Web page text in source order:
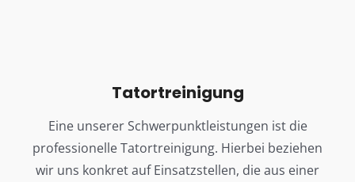
Tatortreinigung
Eine unserer Schwerpunktleistungen ist die
professionelle Tatortreinigung. Hierbei beziehen
wir uns konkret auf Einsatzstellen, die aus einer